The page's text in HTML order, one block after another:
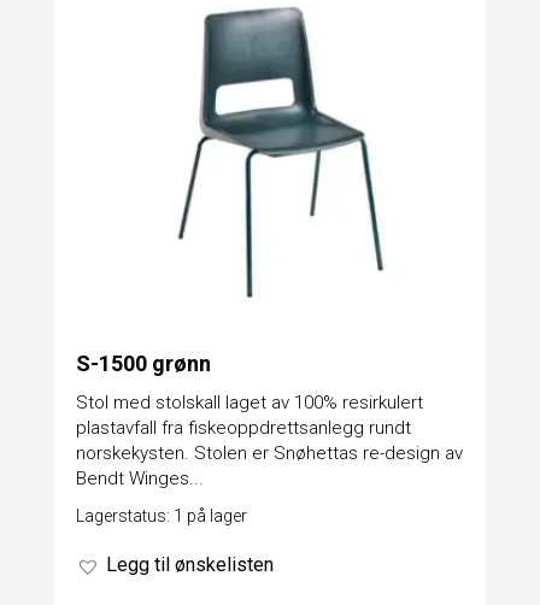
S-1500 grønn
Stol med stolskall laget av 100% resirkulert
plastavfall fra fiskeoppdrettsanlegg rundt
norskekysten. Stolen er Snøhettas re-design av
Bendt Winges...
Lagerstatus: 1 på lager
Legg til ønskelisten